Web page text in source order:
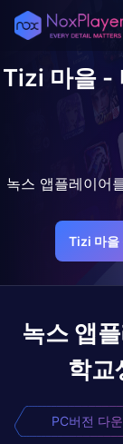
Tizi 마을 -
녹스 앱플레이어
Tizi 마을
녹스 앱
학교
PC버전 다